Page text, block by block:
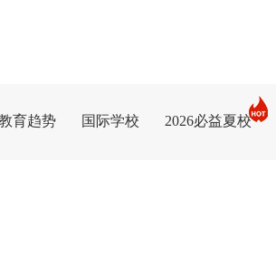
育趋势 国际学校 2026必益夏校